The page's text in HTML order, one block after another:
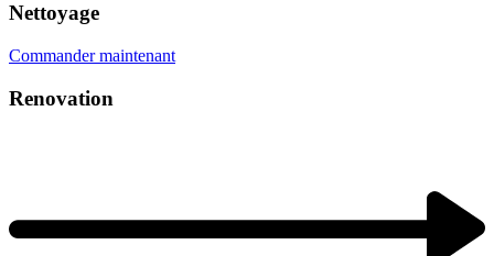
Nettoyage
Commander maintenant
Renovation